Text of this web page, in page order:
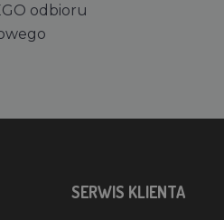
odbioru
SERWIS KLIENTA